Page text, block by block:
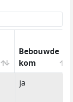
Bebouwde
kom
Bebouwde
kom
ja